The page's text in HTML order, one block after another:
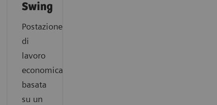
Swing
Postazione
di
lavoro
economica
basata
su un